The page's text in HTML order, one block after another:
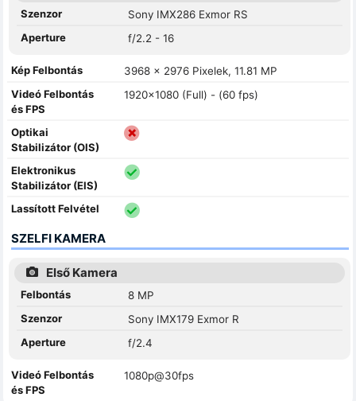
Szenzor
Sony IMX286 Exmor RS
Aperture
f/2.2 - 16
Kép Felbontás
3968 x 2976 Pixelek, 11.81 MP
Videó Felbontás
és FPS
1920x1080 (Full) - (60 fps)
Optikai
Stabilizátor (OIS)
Elektronikus
Stabilizátor (EIS)
Lassított Felvétel
SZELFI KAMERA
Első Kamera
Felbontás
8 MP
Szenzor
Sony IMX179 Exmor R
Aperture
f/2.4
Videó Felbontás
és FPS
1080p@30fps